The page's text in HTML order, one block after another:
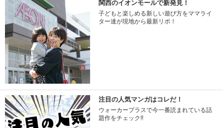
関西のイオンモールで新発見！
子どもと楽しめる新しい遊び方をママライ
ター達が現地から最新リポ！
注目の人気マンガはコレだ！
ウォーカープラスで今一番読まれている話
題作をチェック!!